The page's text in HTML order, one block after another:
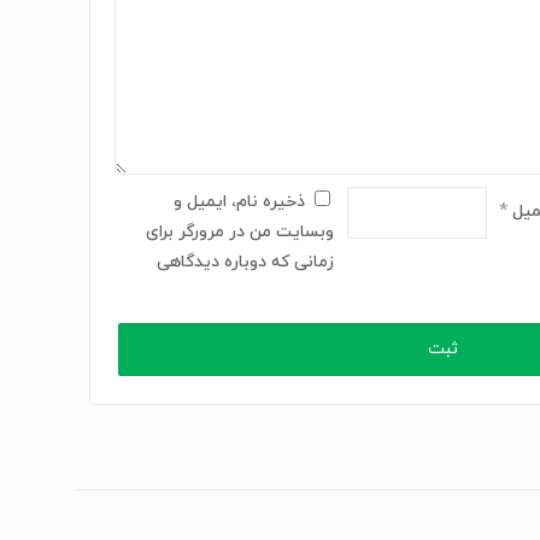
*
ذخیره نام، ایمیل و
وبسایت من در مرورگر برای
زمانی که دوباره دیدگاهی